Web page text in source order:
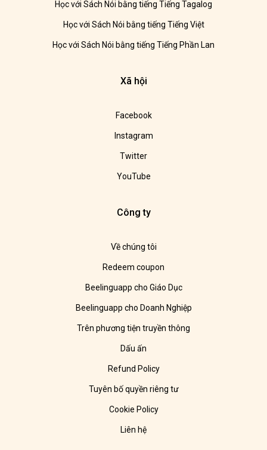
Học với Sách Nói bằng tiếng Tiếng Tagalog
Học với Sách Nói bằng tiếng Tiếng Việt
Học với Sách Nói bằng tiếng Tiếng Phần Lan
Xã hội
Facebook
Instagram
Twitter
YouTube
Công ty
Về chúng tôi
Redeem coupon
Beelinguapp cho Giáo Dục
Beelinguapp cho Doanh Nghiệp
Trên phương tiện truyền thông
Dấu ấn
Refund Policy
Tuyên bố quyền riêng tư
Cookie Policy
Liên hệ